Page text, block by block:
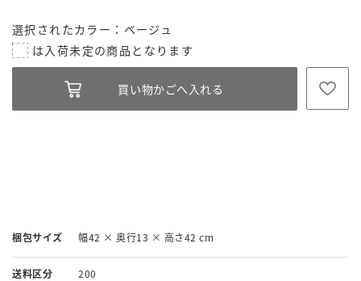
選択されたカラー：ベージュ
梱包サイズ 幅42 × 奥行13 × 高さ42 cm
送料区分 200